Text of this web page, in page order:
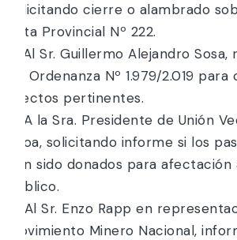
solicitando cierre o alambrado
Ruta Provincial Nº 222.
2. Al Sr. Guillermo Alejandro
de Ordenanza Nº 1.979/2.019
efectos pertinentes.
3. A la Sra. Presidente de Unión
Ulloa, solicitando informe si los
han sido donados para
público.
4. Al Sr. Enzo Rapp en
Movimiento Minero Nacional,